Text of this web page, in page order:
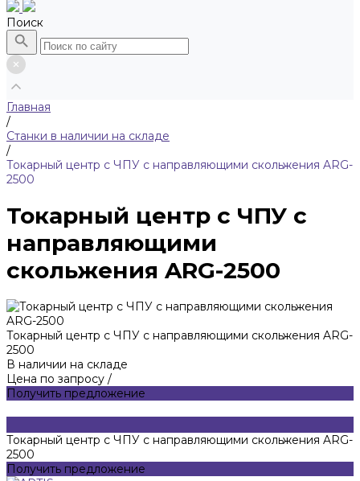
Поиск
Главная
/
Станки в наличии на складе
/
Токарный центр с ЧПУ с направляющими скольжения ARG-
2500
Токарный центр с ЧПУ с
направляющими
скольжения ARG-2500
Токарный центр с ЧПУ с направляющими скольжения ARG-
2500
В наличии на складе
Цена по запросу /
Получить предложение
Токарный центр с ЧПУ с направляющими скольжения ARG-
2500
Получить предложение